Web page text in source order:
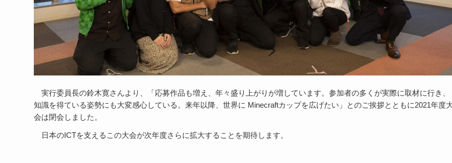
実行委員長の鈴木寛さんより、「応募作品も増え、年々盛り上がりが増しています。参加者の多くが実際に取材に行き、
知識を得ている姿勢にも大変感心している。来年以降、世界に Minecraftカップを広げたい」とのご挨拶とともに2021年度
会は閉会しました。
日本のICTを支えるこの大会が次年度さらに拡大することを期待します。